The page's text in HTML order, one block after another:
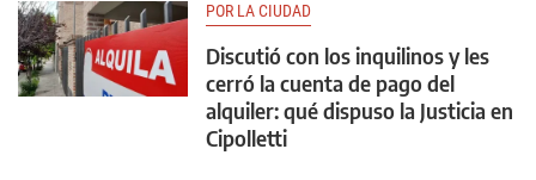
POR LA CIUDAD
Discutió con los inquilinos y les
cerró la cuenta de pago del
alquiler: qué dispuso la Justicia en
Cipolletti